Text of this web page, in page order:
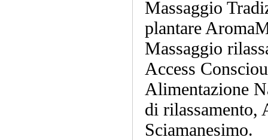
Massaggio
plantare
Massaggio
Access
Alimentazione
di rilassamento,
Sciamanesimo.